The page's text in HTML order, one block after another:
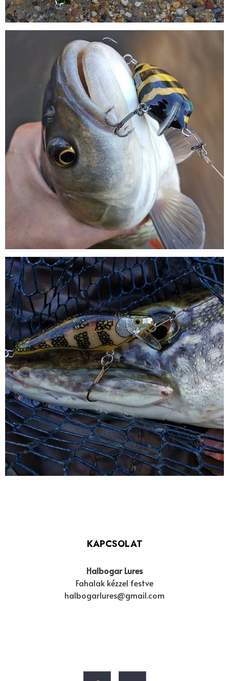
KAPCSOLAT
Halbogar Lures
Fahalak kézzel festve
halbogarlures@gmail.com